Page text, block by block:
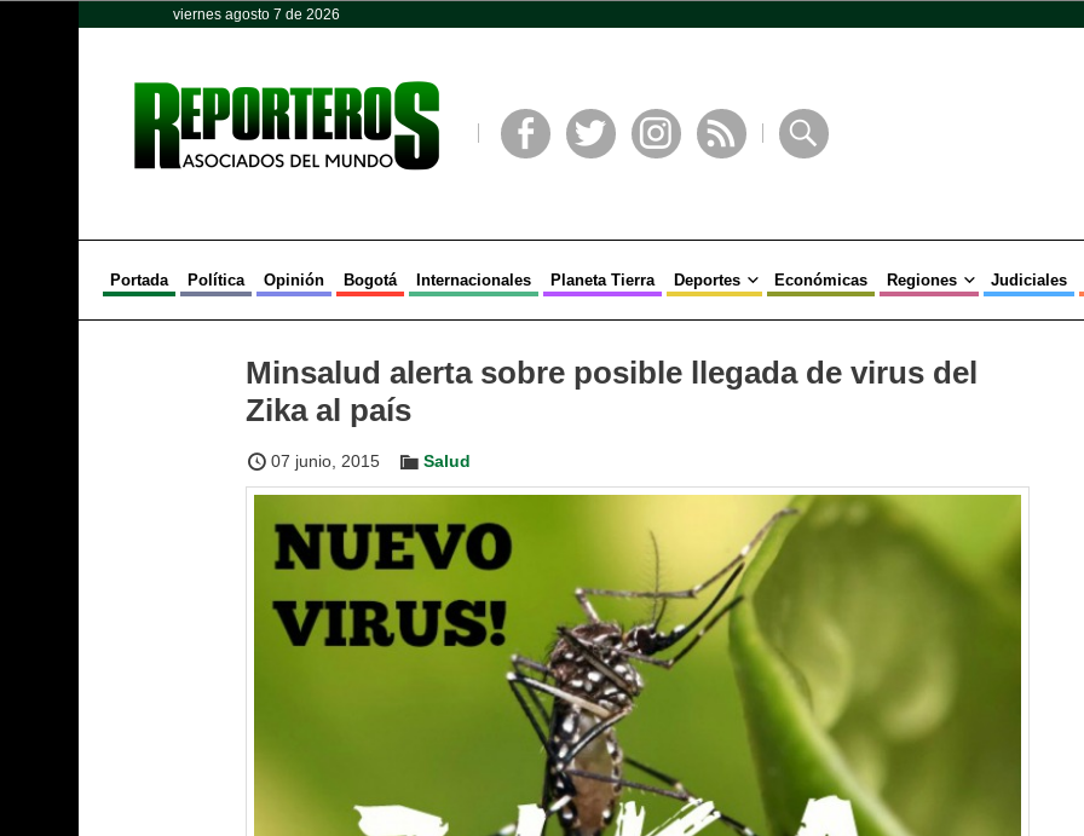
viernes agosto 7 de 2026
Portada Política Opinión Bogotá Internacionales Planeta Tierra Deportes Económicas Regiones Judiciales
Minsalud alerta sobre posible llegada de virus del
Zika al país
07 junio, 2015 Salud
Opinión Política